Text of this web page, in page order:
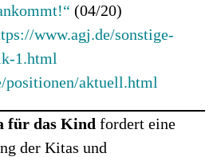
(04/20)
www.agj.de/sonstige-
1.html
positionen/aktuell.html
für das Kind fordert eine
der Kitas und